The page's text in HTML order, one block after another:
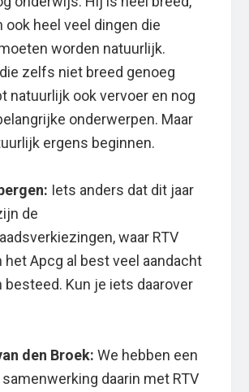
ook heel veel dingen die
worden natuurlijk.
zelfs niet breed genoeg
natuurlijk ook vervoer en nog
onderwerpen. Maar
ergens beginnen.
Iets anders dat dit jaar
de
waar RTV
het Apcg al best veel aandacht
besteed. Kun je iets daarover
den Broek: We hebben een
daarin met RTV